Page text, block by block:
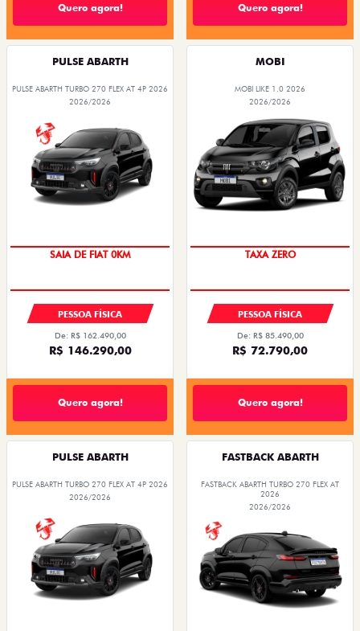
Quero agora! Quero agora!
PULSE ABARTH
PULSE ABARTH TURBO 270 FLEX AT 4P 2026
2026/2026
SAIA DE FIAT 0KM
PESSOA FÍSICA
De: R$ 162.490,00
R$ 146.290,00
Quero agora!
MOBI
MOBI LIKE 1.0 2026
2026/2026
TAXA ZERO
PESSOA FÍSICA
De: R$ 85.490,00
R$ 72.790,00
Quero agora!
PULSE ABARTH
PULSE ABARTH TURBO 270 FLEX AT 4P 2026
2026/2026
FASTBACK ABARTH
FASTBACK ABARTH TURBO 270 FLEX AT
2026
2026/2026